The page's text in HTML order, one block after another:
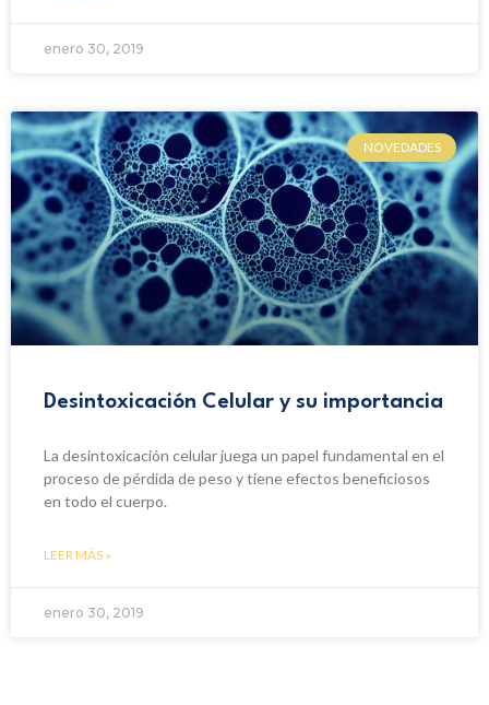
enero 30, 2019
NOVEDADES
Desintoxicación Celular y su importancia
La desintoxicación celular juega un papel fundamental en el
proceso de pérdida de peso y tiene efectos beneficiosos
en todo el cuerpo.
LEER MÁS »
enero 30, 2019